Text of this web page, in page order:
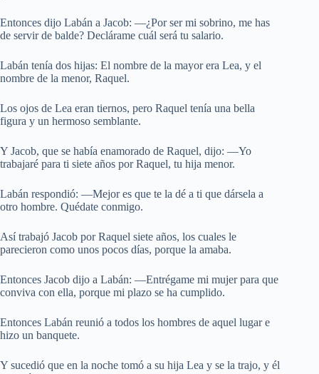
Entonces dijo Labán a Jacob: —¿Por ser mi sobrino, me has
de servir de balde? Declárame cuál será tu salario.
Labán tenía dos hijas: El nombre de la mayor era Lea, y el
nombre de la menor, Raquel.
Los ojos de Lea eran tiernos, pero Raquel tenía una bella
figura y un hermoso semblante.
Y Jacob, que se había enamorado de Raquel, dijo: —Yo
trabajaré para ti siete años por Raquel, tu hija menor.
Labán respondió: —Mejor es que te la dé a ti que dársela a
otro hombre. Quédate conmigo.
Así trabajó Jacob por Raquel siete años, los cuales le
parecieron como unos pocos días, porque la amaba.
Entonces Jacob dijo a Labán: —Entrégame mi mujer para que
conviva con ella, porque mi plazo se ha cumplido.
Entonces Labán reunió a todos los hombres de aquel lugar e
hizo un banquete.
Y sucedió que en la noche tomó a su hija Lea y se la trajo, y él